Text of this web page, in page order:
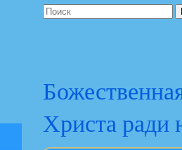
Христа ради